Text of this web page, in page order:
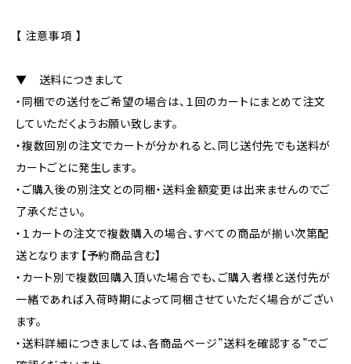
【 注意事項 】
▼ 送料につきまして
・同梱での送付をご希望の場合は、１回のカートにまとめて注文
していただくようお願い致します。
・複数回別の注文でカートが分かれると、同じ送付先でも送料が
カートごとに発生します。
・ご購入後の別注文との同梱・送料金額変更は出来ませんのでご
了承ください。
・１カートの注文で複数購入の場合、すべての商品が揃い次第配
送となります【予約商品含む】
・カート別で複数回購入頂いた場合でも、ご購入者様と送付先が
一緒であれば入荷時期によって同梱させていただく場合がござい
ます。
・送料詳細につきましては、各商品ページ”送料を確認する”でご